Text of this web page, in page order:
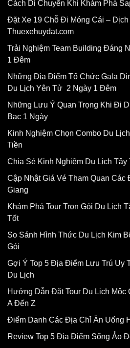
Cách Di Chuyển Khi Khám Phá
Đặt Xe 19 Chỗ Đi Móng Cái –
Thuexehuydat.com
Trải Nghiệm Team Building Đáng
1 Đêm
Những Địa Điểm Tổ Chức Gala
Du Lịch Yên Tử 2 Ngày 1 Đêm
Những Lưu Ý Quan Trọng Khi Đi
Bạc 1 Ngày
Kinh Nghiệm Chọn Combo Du
Tiền
Chia Sẻ Kinh Nghiệm Du Lịch
Cập Nhật Giá Vé Tham Quan
Giang
Khám Phá Tour Trọn Gói Du Lịch
Tốt
So Sánh Hình Thức Du Lịch Kim
Gói
Gợi Ý Top 5 Địa Điểm Lưu Trú Uy
Du Lịch
Hướng Dẫn Đặt Tour Du Lịch
A Đến Z
Điểm Danh Các Địa Chỉ Ăn Uống
Review Top 5 Địa Điểm Sống Ảo